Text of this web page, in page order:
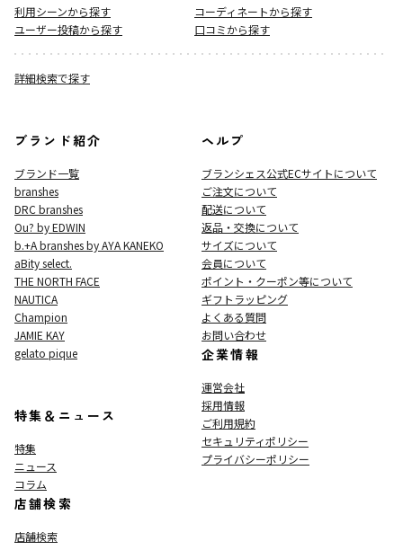
利用シーンから探す
コーディネートから探す
ユーザー投稿から探す
口コミから探す
詳細検索で探す
ブランド紹介
ブランド一覧
branshes
DRC branshes
Ou? by EDWIN
b.+A branshes by AYA KANEKO
aBity select.
THE NORTH FACE
NAUTICA
Champion
JAMIE KAY
gelato pique
特集＆ニュース
特集
ニュース
コラム
店舗検索
店舗検索
ヘルプ
ブランシェス公式ECサイトについて
ご注文について
配送について
返品・交換について
サイズについて
会員について
ポイント・クーポン等について
ギフトラッピング
よくある質問
お問い合わせ
企業情報
運営会社
採用情報
ご利用規約
セキュリティポリシー
プライバシーポリシー